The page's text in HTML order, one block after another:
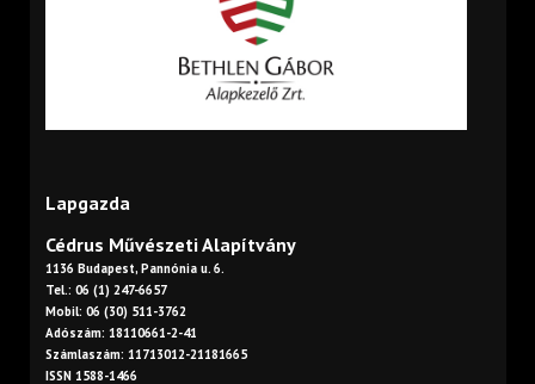
Lapgazda
Cédrus Művészeti Alapítvány
1136 Budapest, Pannónia u. 6.
Tel.: 06 (1) 247-6657
Mobil: 06 (30) 511-3762
Adószám: 18110661-2-41
Számlaszám: 11713012-21181665
ISSN 1588-1466